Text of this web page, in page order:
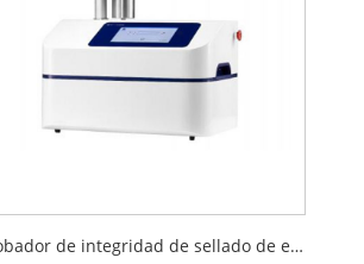
Probador de integridad de sellado de embalaje